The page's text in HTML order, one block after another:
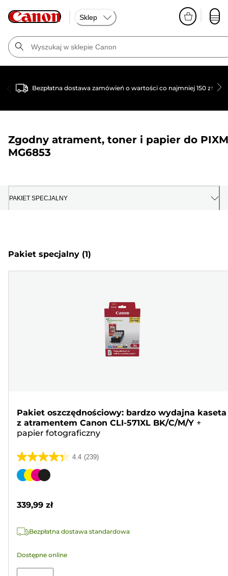
Sklep
Bezpłatna dostawa zamówień o wartości co najmniej 150 zł
Zgodny atrament, toner i papier do
MG6853
PAKIET SPECJALNY
Pakiet specjalny (1)
Pakiet oszczędnościowy: bardzo wydajna kaseta
z atramentem Canon CLI-571XL BK/C/M/Y +
papier fotograficzny
4.4 (239)
4.4
na
239
Wkład
339,99 zł
Bezpłatna dostawa standardowa
Dostępne online